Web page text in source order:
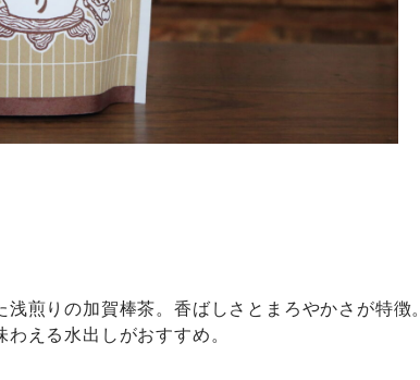
煎りの加賀棒茶。香ばしさとまろやかさが特徴。
える水出しがおすすめ。